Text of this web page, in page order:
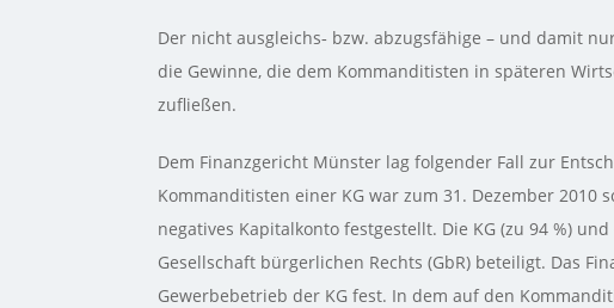
Der nicht ausgleichs‑ bzw. abzugsfähige – und damit
die Gewinne, die dem Kommanditisten in späteren
zufließen.
Dem Finanzgericht Münster lag folgender Fall zur
Kommanditisten einer KG war zum 31. Dezember 2010
negatives Kapitalkonto festgestellt. Die KG (zu 94 %)
Gesellschaft bürgerlichen Rechts (GbR) beteiligt. Das
Gewerbebetrieb der KG fest. In dem auf den